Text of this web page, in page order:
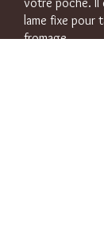
lame fixe pour
fromage.